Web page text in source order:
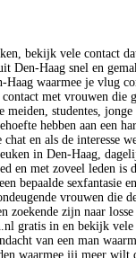
bekijk vele contact
Den-Haag snel en
waarmee je vlug
met vrouwen die
studentes,
hebben aan een
en als de interesse
in Den-Haag,
en met zoveel leden is
bepaalde sexfantasie
vrouwen die
zoekende zijn naar
gratis in en bekijk vele
van een man
waarmee jij meer wilt